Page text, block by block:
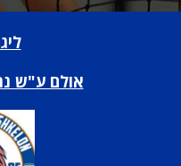
אולם ע"ש